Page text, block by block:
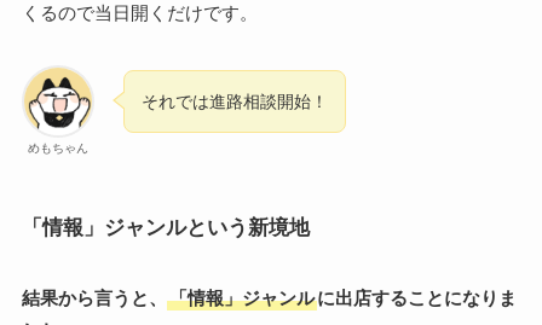
くるので当日開くだけです。
めもちゃん
それでは進路相談開始！
「情報」ジャンルという新境地
結果から言うと、 「情報」ジャンルに出店することになりま